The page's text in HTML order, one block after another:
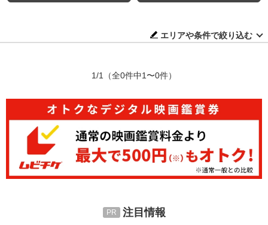
エリアや条件で絞り込む
1/1 （全0件中1〜0件）
注目情報